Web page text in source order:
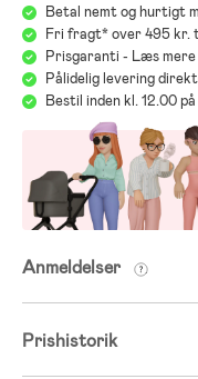
Betal nemt og hurtigt
Fri fragt* over 495 kr.
Prisgaranti - Læs
Pålidelig levering
Bestil inden kl. 12.00
Anmeldelser
Prishistorik